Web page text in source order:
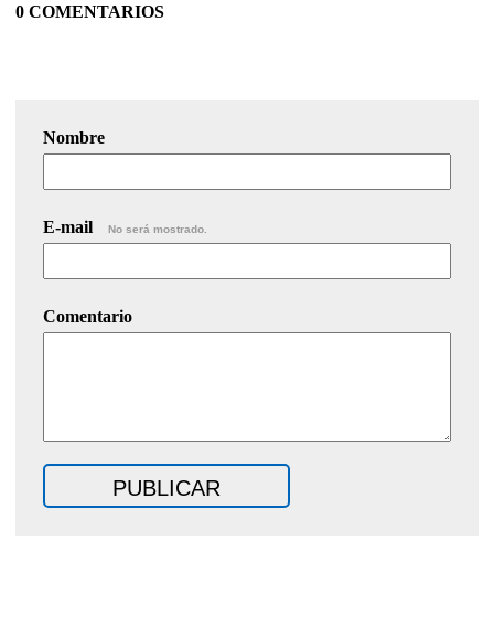
0 COMENTARIOS
Nombre
E-mail No será mostrado.
Comentario